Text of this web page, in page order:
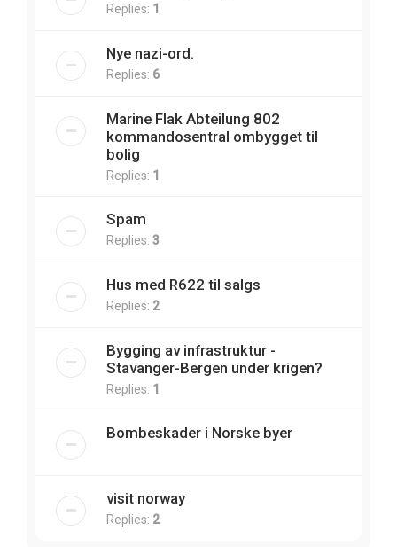
Replies: 1
Nye nazi-ord.
Replies: 6
Marine Flak Abteilung 802
kommandosentral ombygget til
bolig
Replies: 1
Spam
Replies: 3
Hus med R622 til salgs
Replies: 2
Bygging av infrastruktur -
Stavanger-Bergen under krigen?
Replies: 1
Bombeskader i Norske byer
visit norway
Replies: 2